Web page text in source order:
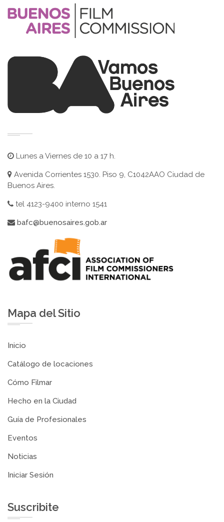
Lunes a Viernes de 10 a 17 h.
Avenida Corrientes 1530. Piso 9, C1042AAO Ciudad de
Buenos Aires.
tel 4123-9400 interno 1541
bafc@buenosaires.gob.ar
Mapa del Sitio
Inicio
Catálogo de locaciones
Cómo Filmar
Hecho en la Ciudad
Guía de Profesionales
Eventos
Noticias
Iniciar Sesión
Suscribite